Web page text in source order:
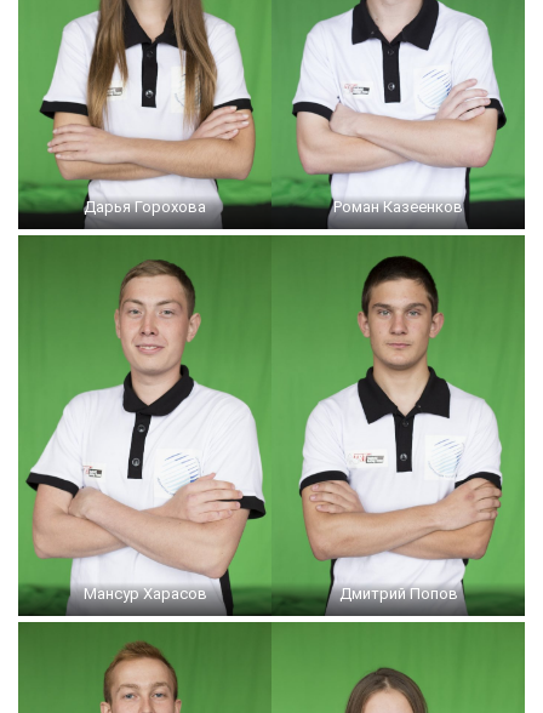
Дарья Горохова Роман Казеенков
Мансур Харасов Дмитрий Попов